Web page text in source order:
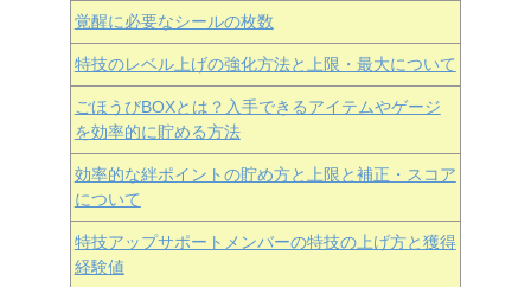
覚醒に必要なシールの枚数
特技のレベル上げの強化方法と上限・最大について
ごほうびBOXとは？入手できるアイテムやゲージ
を効率的に貯める方法
効率的な絆ポイントの貯め方と上限と補正・スコア
について
特技アップサポートメンバーの特技の上げ方と獲得
経験値